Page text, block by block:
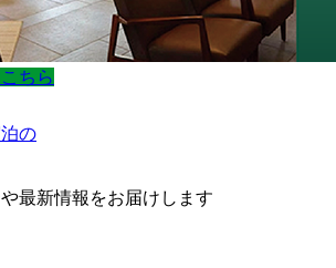
ちら
の
最新情報をお届けします